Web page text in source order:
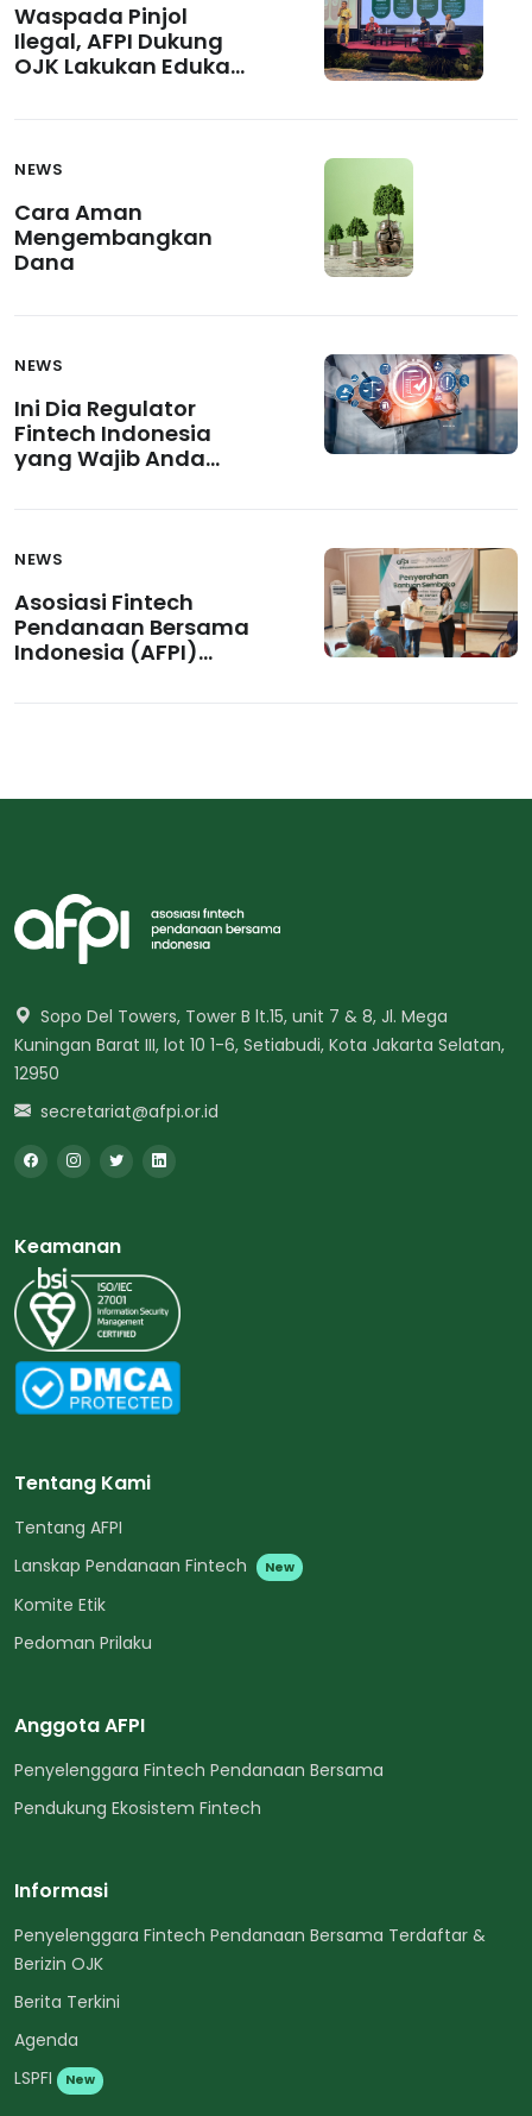
Waspada Pinjol
Ilegal, AFPI Dukung
OJK Lakukan Edukasi
NEWS
Cara Aman
Mengembangkan
Dana
NEWS
Ini Dia Regulator
Fintech Indonesia
yang Wajib Anda
NEWS
Asosiasi Fintech
Pendanaan Bersama
Indonesia (AFPI)
Sopo Del Towers, Tower B lt.15, unit 7 & 8, Jl. Mega
Kuningan Barat III, lot 10 1-6, Setiabudi, Kota Jakarta Selatan,
12950
secretariat@afpi.or.id
Keamanan
Tentang Kami
Tentang AFPI
Lanskap Pendanaan Fintech
New
Komite Etik
Pedoman Prilaku
Anggota AFPI
Penyelenggara Fintech Pendanaan Bersama
Pendukung Ekosistem Fintech
Informasi
Penyelenggara Fintech Pendanaan Bersama Terdaftar &
Berizin OJK
Berita Terkini
Agenda
LSPFI
New